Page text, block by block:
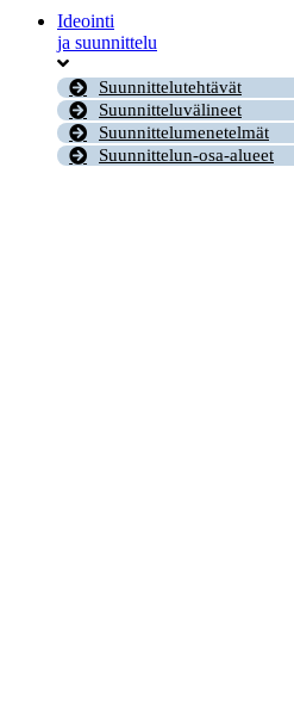
Ideointi
ja suunnittelu
Suunnittelutehtävät
Suunnitteluvälineet
Suunnittelumenetelmät
Suunnittelun-osa-alueet